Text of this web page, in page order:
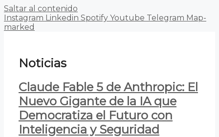
Saltar al contenido
Instagram Linkedin Spotify Youtube Telegram Map-
marked
Noticias
Claude Fable 5 de Anthropic: El
Nuevo Gigante de la IA que
Democratiza el Futuro con
Inteligencia y Seguridad